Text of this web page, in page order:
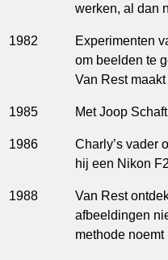
werken, al dan
1982
Experimenten
om beelden te
Van Rest
1985 Met Joop
1986
Charly’s vader
hij een Nikon
1988
Van Rest
afbeeldingen
methode